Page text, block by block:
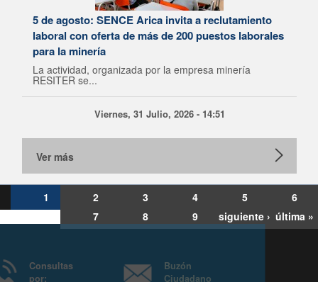
5 de agosto: SENCE Arica invita a reclutamiento
laboral con oferta de más de 200 puestos laborales
para la minería
La actividad, organizada por la empresa minería
RESITER se...
Viernes, 31 Julio, 2026 - 14:51
Ver más
1 2 3 4 5
6
7
8 9 siguiente › última »